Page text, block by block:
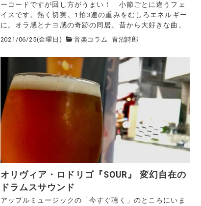
ーコードですが回し方がうまい！ 小節ごとに違うフェ
イスです。熱く切実。1拍3連の重みをむしろエネルギー
に。オラ感とナヨ感の奇跡の同居。昔から大好きな曲。
2021/06/25(金曜日) 音楽コラム 青沼詩郎
オリヴィア・ロドリゴ『SOUR』 変幻自在の
ドラムスサウンド
アップルミュージックの「今すぐ聴く」のところにいま